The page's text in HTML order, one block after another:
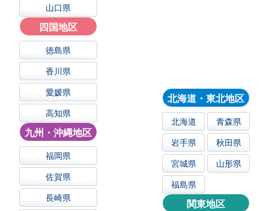
北海道・東北地区
北海道
青森県
岩手県
秋田県
宮城県
山形県
福島県
関東地区
山口県
四国地区
徳島県
香川県
愛媛県
高知県
九州・沖縄地区
福岡県
佐賀県
長崎県